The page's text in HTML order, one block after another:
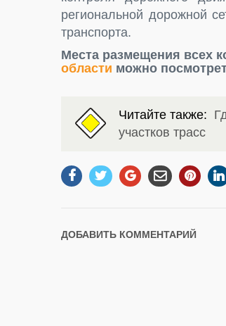
региональной дорожной
транспорта.
Места размещения всех
области можно
Читайте также:
участков трасс
ДОБАВИТЬ КОММЕНТАРИЙ